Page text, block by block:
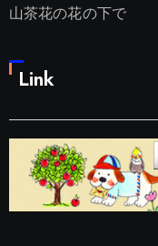
山茶花の花の下で
Link